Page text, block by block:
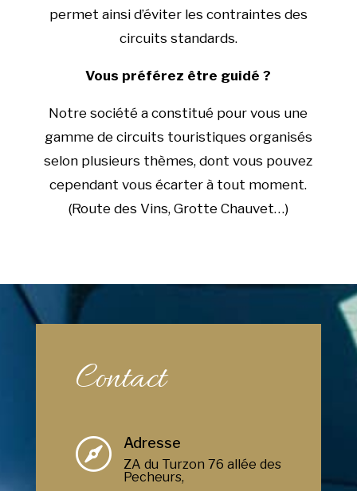
permet ainsi d’éviter les contraintes des
circuits standards.
Vous préférez être guidé ?
Notre société a constitué pour vous une
gamme de circuits touristiques organisés
selon plusieurs thèmes, dont vous pouvez
cependant vous écarter à tout moment.
(Route des Vins, Grotte Chauvet…)
Contact
 Adresse
ZA du Turzon 76 allée des
Pecheurs,